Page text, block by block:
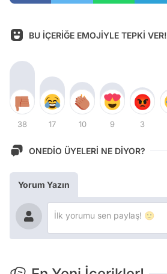
BU İÇERİĞE EMOJİYLE TEPKİ VER!
38 17 10 9 3
ONEDİO ÜYELERİ NE DİYOR?
Yorum Yazın